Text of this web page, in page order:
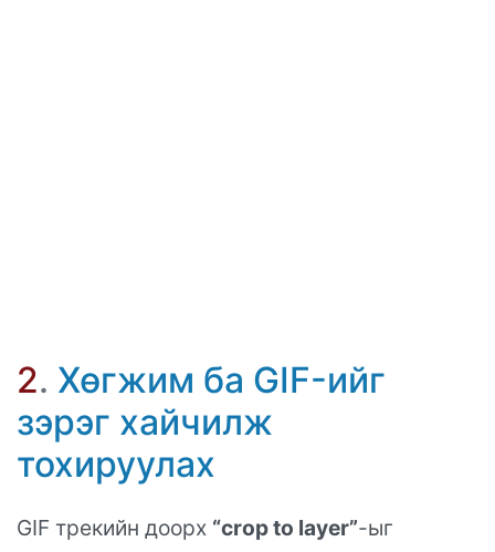
2. Хөгжим ба GIF-ийг
зэрэг хайчилж
тохируулах
GIF трекийн доорх “crop to layer”-ыг